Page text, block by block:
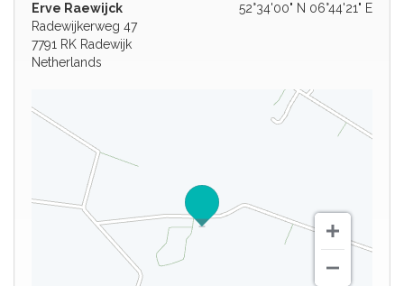
52°34'00" N 06°44'21" E
Erve Raewijck
Radewijkerweg 47
7791 RK Radewijk
Netherlands